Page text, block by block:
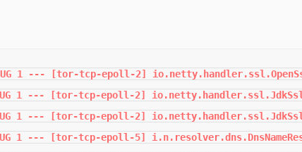
1 --- [tor-tcp-epoll-2]
1 --- [tor-tcp-epoll-2]
1 --- [tor-tcp-epoll-2] io.netty.handler.ssl.JdkSslContext       :
1 --- [tor-tcp-epoll-5]